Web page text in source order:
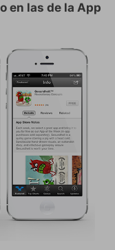
en las de la App